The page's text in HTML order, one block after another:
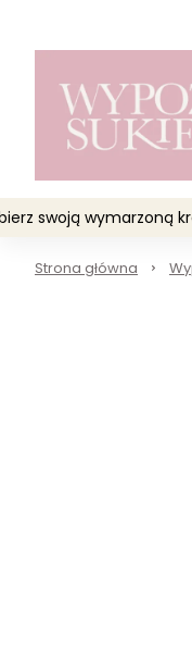
swoją
Strona główna